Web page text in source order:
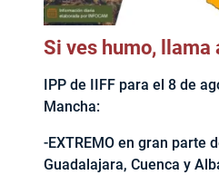
Si ves humo,
IPP de IIFF para el 8 de
Mancha:
-EXTREMO en gran parte
Guadalajara, Cuenca y